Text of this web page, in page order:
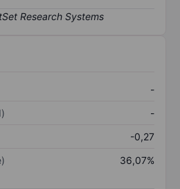
-
-
-0,27
36,07%